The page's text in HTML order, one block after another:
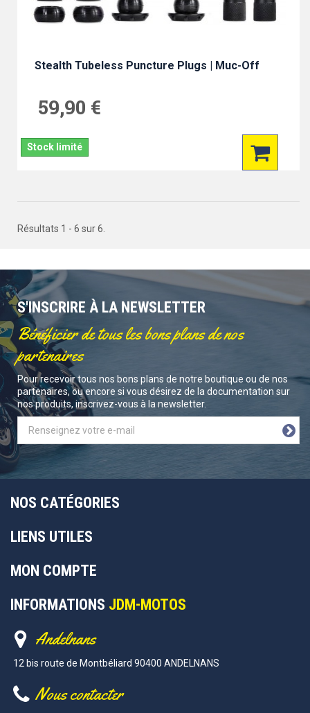
Stealth Tubeless Puncture Plugs | Muc-Off
59,90 €
Stock limité
Résultats 1 - 6 sur 6.
S'INSCRIRE À LA NEWSLETTER
Bénéficier de tous les bons plans de nos
partenaires
Pour recevoir tous nos bons plans de notre boutique ou de nos
partenaires, ou encore si vous désirez de la documentation sur
nos produits, inscrivez-vous à la newsletter.
NOS CATÉGORIES
LIENS UTILES
MON COMPTE
INFORMATIONS JDM-MOTOS
Andelnans
12 bis route de Montbéliard 90400 ANDELNANS
Nous contacter